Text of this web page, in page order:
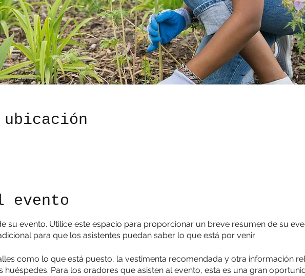
evento
su evento. Utilice este espacio para proporcionar un breve resumen de su
para que los asistentes puedan saber lo que está por venir.
como lo que está puesto, la vestimenta recomendada y otra información
huéspedes. Para los oradores que asisten al evento, esta es una gran